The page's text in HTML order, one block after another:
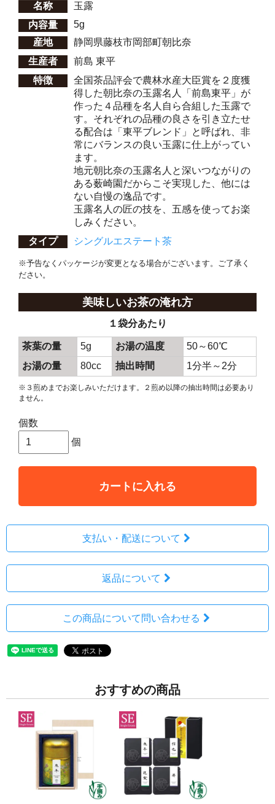
名称
玉露
内容量
5g
産地
静岡県藤枝市岡部町朝比奈
生産者
前島 東平
特徴
全国茶品評会で農林水産大臣賞を２度獲
得した朝比奈の玉露名人「前島東平」が
作った４品種を名人自ら合組した玉露で
す。それぞれの品種の良さを引き立たせ
る配合は「東平ブレンド」と呼ばれ、非
常にバランスの良い玉露に仕上がってい
ます。
地元朝比奈の玉露名人と深いつながりの
ある薮崎園だからこそ実現した、他には
ない自慢の逸品です。
玉露名人の匠の技を、五感を使ってお楽
しみください。
タイプ
シングルエステート茶
※予告なくパッケージが変更となる場合がございます。ご了承く
ださい。
美味しいお茶の淹れ方
１袋分あたり
茶葉の量 5g お湯の温度
50～60℃
お湯の量
80cc 抽出時間 1分半～2分
※３煎めまでお楽しみいただけます。２煎め以降の抽出時間は必要あり
ません。
個数
個
カートに入れる
支払い・配送について
返品について
この商品について問い合わせる
おすすめの商品